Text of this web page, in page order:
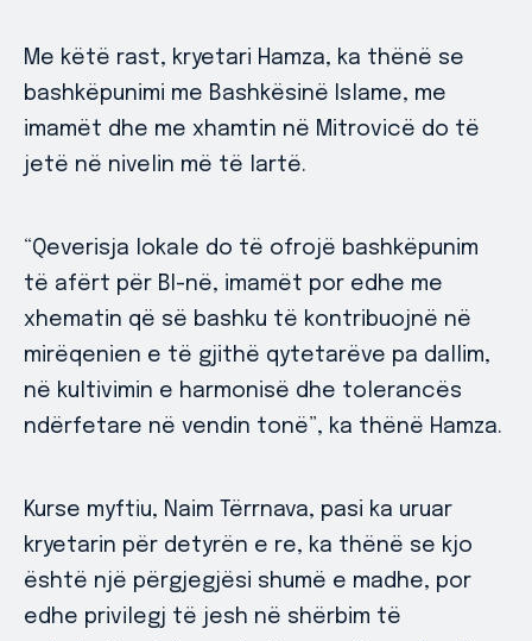
Me këtë rast, kryetari Hamza, ka thënë se
bashkëpunimi me Bashkësinë Islame, me
imamët dhe me xhamtin në Mitrovicë do të
jetë në nivelin më të lartë.
“Qeverisja lokale do të ofrojë bashkëpunim
të afërt për BI-në, imamët por edhe me
xhematin që së bashku të kontribuojnë në
mirëqenien e të gjithë qytetarëve pa dallim,
në kultivimin e harmonisë dhe tolerancës
ndërfetare në vendin tonë”, ka thënë Hamza.
Kurse myftiu, Naim Tërrnava, pasi ka uruar
kryetarin për detyrën e re, ka thënë se kjo
është një përgjegjësi shumë e madhe, por
edhe privilegj të jesh në shërbim të